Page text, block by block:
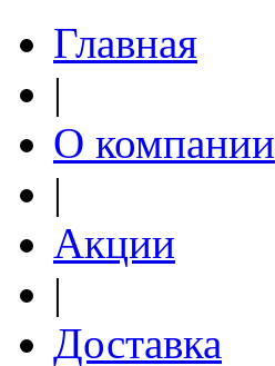
Главная
|
О компании
|
Акции
|
Доставка